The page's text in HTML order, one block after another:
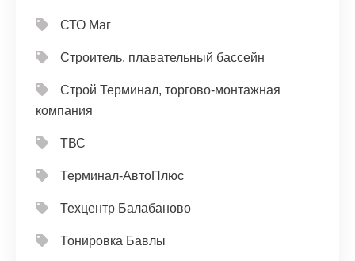
СТО Маг
Строитель, плавательный бассейн
Строй Терминал, торгово-монтажная
компания
ТВС
Терминал-АвтоПлюс
Техцентр Балабаново
Тонировка Бавлы